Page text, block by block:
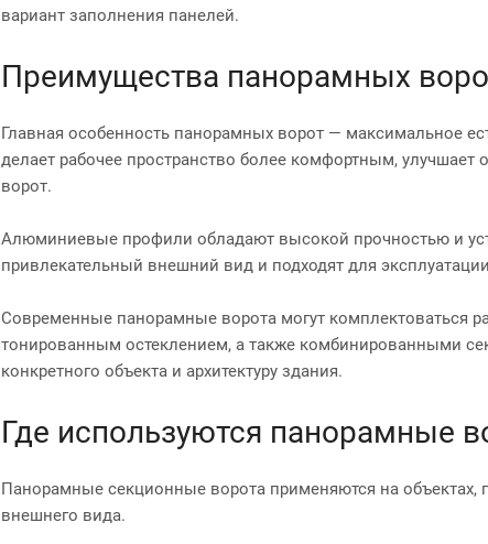
вариант заполнения панелей.
Преимущества панорамных
Главная особенность панорамных ворот — максимальное
делает рабочее пространство более комфортным, улучшает
ворот.
Алюминиевые профили обладают высокой прочностью и
привлекательный внешний вид и подходят для
Современные панорамные ворота могут
тонированным остеклением, а также комбинированными
конкретного объекта и архитектуру здания.
Где используются панорамные
Панорамные секционные ворота применяются на объектах,
внешнего вида.